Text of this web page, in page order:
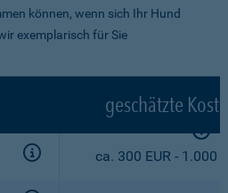
können, wenn sich Ihr Hund
exemplarisch für Sie
geschätzte
ca. 300 EUR - 1.000